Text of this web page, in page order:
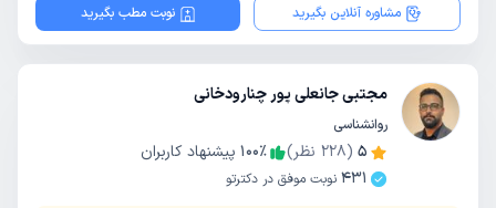
مشاوره آنلاین بگیرید نوبت مطب بگیرید
مجتبی جانعلی پور چنارودخانی
روانشناسی
5
(
228 نظر) 100٪
پیشنهاد کاربران
431 نوبت موفق در دکترتو